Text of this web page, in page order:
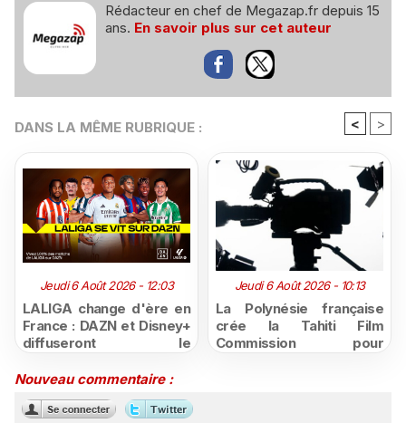
Rédacteur en chef de Megazap.fr depuis 15
ans. En savoir plus sur cet auteur
DANS LA MÊME RUBRIQUE : < >
Jeudi 6 Août 2026 - 12:03
LALIGA change d'ère en
France : DAZN et Disney+
diffuseront le
jusqu'en 2029, un revers
Jeudi 6 Août 2026 - 10:13
La Polynésie française
crée la Tahiti Film
Commission pour
Nouveau commentaire :